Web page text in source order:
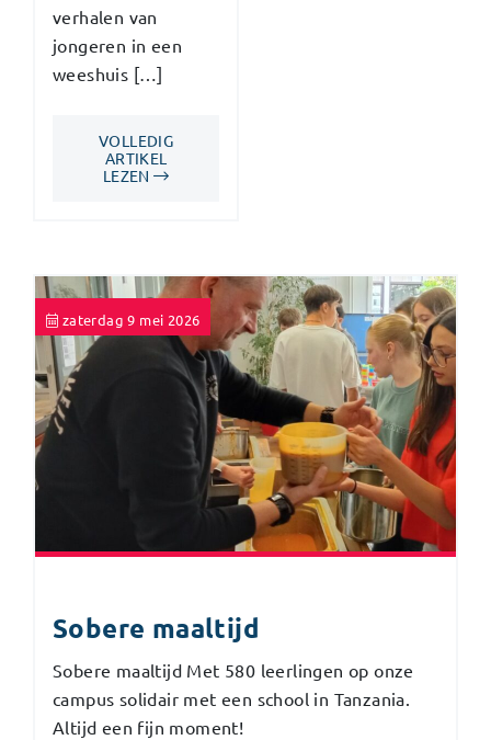
verhalen van
jongeren in een
weeshuis […]
VOLLEDIG
ARTIKEL
LEZEN
zaterdag 9 mei 2026
Sobere maaltijd
Sobere maaltijd Met 580 leerlingen op onze
campus solidair met een school in Tanzania.
Altijd een fijn moment!